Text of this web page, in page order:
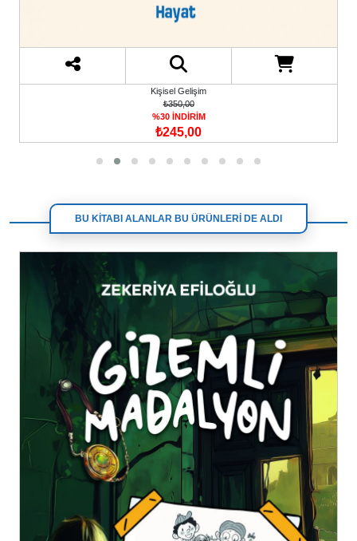
Kişisel Gelişim
₺350,00
%30 İNDİRİM
₺245,00
BU KİTABI ALANLAR BU ÜRÜNLERİ DE ALDI